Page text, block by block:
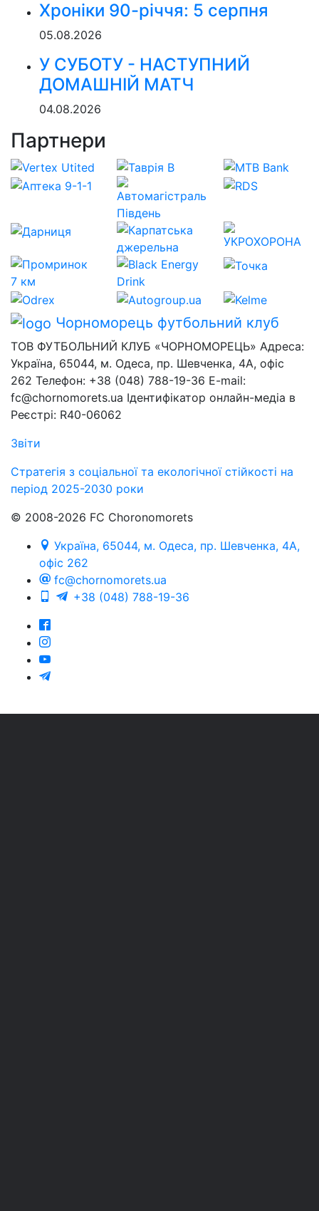
Хроніки 90-річчя: 5 серпня
05.08.2026
У СУБОТУ - НАСТУПНИЙ
ДОМАШНІЙ МАТЧ
04.08.2026
Партнери
Чорноморець футбольний клуб
ТОВ ФУТБОЛЬНИЙ КЛУБ «ЧОРНОМОРЕЦЬ» Адреса:
Україна, 65044, м. Одеса, пр. Шевченка, 4А, офіс
262 Телефон: +38 (048) 788-19-36 E-mail:
fc@chornomorets.ua Ідентифікатор онлайн-медіа в
Реєстрі: R40-06062
Звіти
Стратегія з соціальної та екологічної стійкості на
період 2025-2030 роки
© 2008-2026 FC Choronomorets
Україна, 65044, м. Одеса, пр. Шевченка, 4А,
офіс 262
fc@chornomorets.ua
+38 (048) 788-19-36